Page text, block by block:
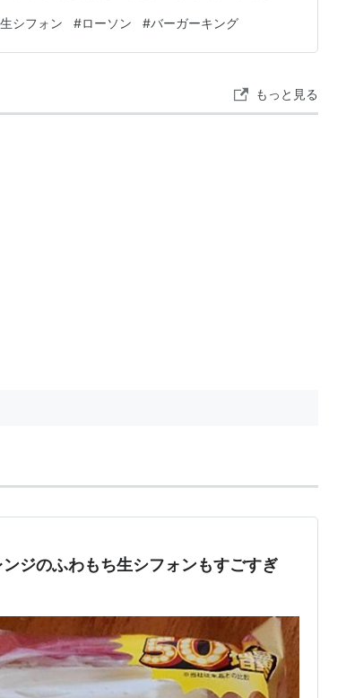
ンキング参加中gooからきました ランキング参加
シフォン #ローソン #バーガーキング
もっと見る
ジのふわもち生シフォンもすごすぎ